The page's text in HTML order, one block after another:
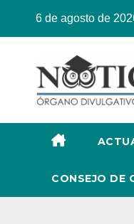
6 de agosto de
CONSEJO DE